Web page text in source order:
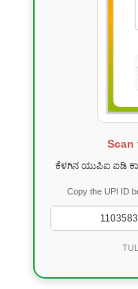
Scan
ಕೆಳಗಿನ ಯುಪಿಐ ಐಡಿ
Copy the UPI ID